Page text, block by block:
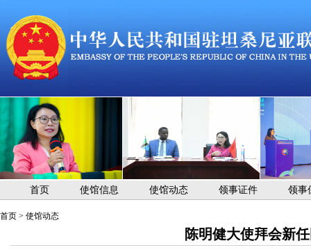
首页 使馆信息 使馆动态 领事证件 领事
首页 > 使馆动态
陈明健大使拜会新